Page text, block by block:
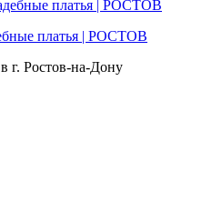
платья | РОСТОВ
г. Ростов-на-Дону